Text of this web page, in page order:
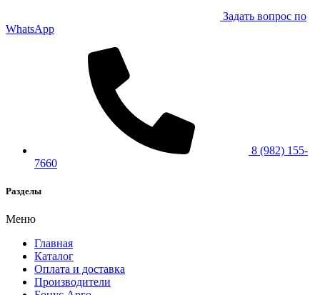
Задать вопрос по
WhatsApp
8 (982) 155-
7660
Разделы
Меню
Главная
Каталог
Оплата и доставка
Производители